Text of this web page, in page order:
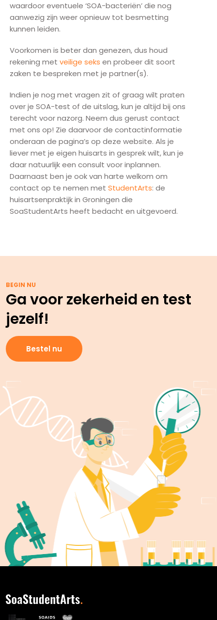
waardoor eventuele ‘SOA-bacteriën’ die nog
aanwezig zijn weer opnieuw tot besmetting
kunnen leiden.
Voorkomen is beter dan genezen, dus houd
rekening met veilige seks en probeer dit soort
zaken te bespreken met je partner(s).
Indien je nog met vragen zit of graag wilt praten
over je SOA-test of de uitslag, kun je altijd bij ons
terecht voor nazorg. Neem dus gerust contact
met ons op! Zie daarvoor de contactinformatie
onderaan de pagina’s op deze website. Als je
liever met je eigen huisarts in gesprek wilt, kun je
daar natuurlijk een consult voor inplannen.
Daarnaast ben je ook van harte welkom om
contact op te nemen met StudentArts: de
huisartsenpraktijk in Groningen die
SoaStudentArts heeft bedacht en uitgevoerd.
BEGIN NU
Ga voor zekerheid en test
jezelf!
Bestel nu